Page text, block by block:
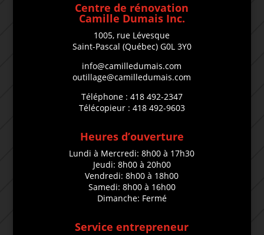
Centre de rénovation
Camille Dumais Inc.
1005, rue Lévesque
Saint-Pascal (Québec) G0L 3Y0
info@camilledumais.com
outillage@camilledumais.com
Téléphone : 418 492-2347
Télécopieur : 418 492-9603
Heures d’ouverture
Lundi à Mercredi: 8h00 à 17h30
Jeudi: 8h00 à 20h00
Vendredi: 8h00 à 18h00
Samedi: 8h00 à 16h00
Dimanche: Fermé
Service entrepreneur